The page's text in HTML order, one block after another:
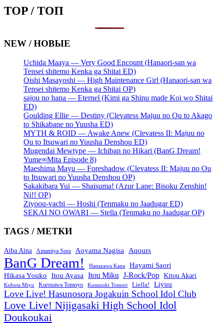
TOP / ТОП
NEW / НОВЫЕ
Uchida Maaya — Very Good Encount (Hanaori-san wa
Tensei shitemo Kenka ga Shitai ED)
Oishi Masayoshi — High Maintenance Girl (Hanaori-san wa
Tensei shitemo Kenka ga Shitai OP)
sajou no hana — Eternel (Kimi ga Shinu made Koi wo Shitai
ED)
Goulding Ellie — Destiny (Clevatess Majuu no Ou to Akago
to Shikabane no Yuusha ED)
MYTH & ROID — Awake Anew (Clevatess II: Majuu no
Ou to Itsuwari no Yuusha Denshou ED)
Mugendai Mewtype — Ichiban no Hikari (BanG Dream!
Yume∞Mita Episode 8)
Maeshima Mayu — Foreshadow (Clevatess II: Majuu no Ou
to Itsuwari no Yuusha Denshou OP)
Sakakibara Yui — Shaisuma! (Azur Lane: Bisoku Zenshin!
Ni!! OP)
Ziyoou-vachi — Hoshi (Tenmaku no Jaadugar ED)
SEKAI NO OWARI — Stella (Tenmaku no Jaadugar OP)
TAGS / МЕТКИ
Aiba Aina Amamiya Sora Aoyama Nagisa Aqours
BanG Dream! Hanazawa Kana
Hayami Saori
Hikasa Youko
Itou Ayasa Itou Miku J-Rock/Pop Kitou Akari
Kubota Miyu Kurosawa Tomoyo Kusunoki Tomori Liella! Liyuu
Love Live! Hasunosora Jogakuin School Idol Club
Love Live! Nijigasaki High School Idol
Doukoukai